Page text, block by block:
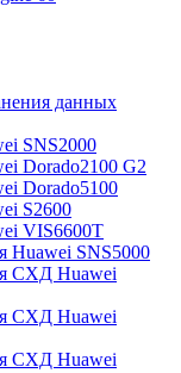
данных
SNS2000
Dorado2100 G2
Dorado5100
S2600
VIS6600T
Huawei SNS5000
СХД Huawei
СХД Huawei
СХД Huawei